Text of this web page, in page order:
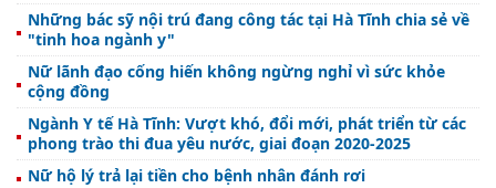
Những bác sỹ nội trú đang công tác tại Hà Tĩnh chia sẻ về
"tinh hoa ngành y"
Nữ lãnh đạo cống hiến không ngừng nghỉ vì sức khỏe
cộng đồng
Ngành Y tế Hà Tĩnh: Vượt khó, đổi mới, phát triển từ các
phong trào thi đua yêu nước, giai đoạn 2020-2025
Nữ hộ lý trả lại tiền cho bệnh nhân đánh rơi